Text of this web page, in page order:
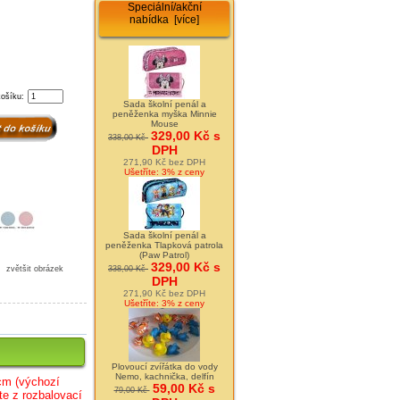
zvětšit obrázek
(výc hozí
z rozbalovací
Speciální/akční
nabídka [více]
Sada školní penál a
peněženka myška Minnie
Mouse
338,00 Kč 329,00 Kč s
DPH
271,90 Kč bez DPH
Ušetříte: 3% z ceny
Sada školní penál a
peněženka Tlapková patrola
(Paw Patrol)
338,00 Kč 329,00 Kč s
DPH
271,90 Kč bez DPH
Ušetříte: 3% z ceny
Plovoucí zvířátka do vody
Nemo, kachnička, delfín
79,00 Kč 59,00 Kč s